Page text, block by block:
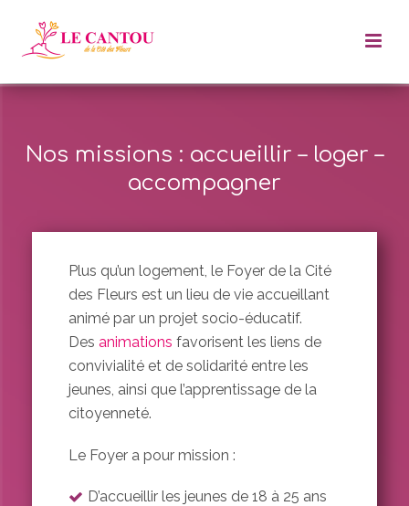
Nos missions : accueillir – loger –
accompagner
Plus qu’un logement, le Foyer de la Cité
des Fleurs est un lieu de vie accueillant
animé par un projet socio-éducatif.
Des animations favorisent les liens de
convivialité et de solidarité entre les
jeunes, ainsi que l’apprentissage de la
citoyenneté.
Le Foyer a pour mission :
D’accueillir les jeunes de 18 à 25 ans